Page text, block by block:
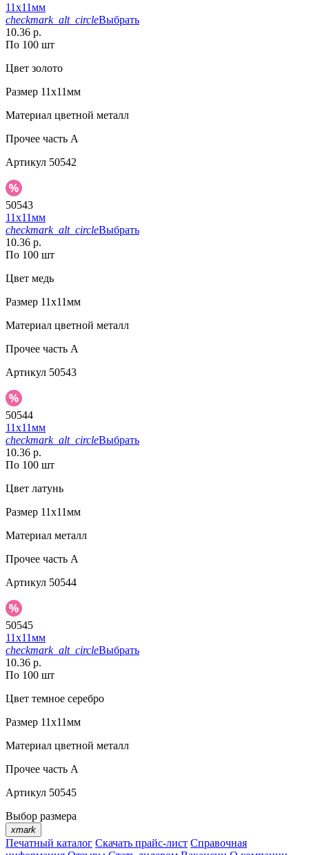
11х11мм
checkmark_alt_circleВыбрать
10.36 р.
По 100 шт
Цвет золото
Размер 11х11мм
Материал цветной металл
Прочее часть A
Артикул 50542
50543
11х11мм
checkmark_alt_circleВыбрать
10.36 р.
По 100 шт
Цвет медь
Размер 11х11мм
Материал цветной металл
Прочее часть A
Артикул 50543
50544
11х11мм
checkmark_alt_circleВыбрать
10.36 р.
По 100 шт
Цвет латунь
Размер 11х11мм
Материал металл
Прочее часть A
Артикул 50544
50545
11х11мм
checkmark_alt_circleВыбрать
10.36 р.
По 100 шт
Цвет темное серебро
Размер 11х11мм
Материал цветной металл
Прочее часть A
Артикул 50545
Выбор размера
xmark
Печатный каталог Скачать прайс-лист Справочная